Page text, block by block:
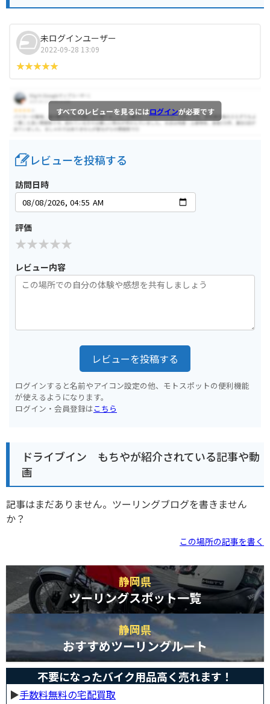
未ログインユーザー
2022-09-28 13:09
すべてのレビューを見るにはログインが必要です
レビューを投稿する
訪問日時
評価
レビュー内容
レビューを投稿する
ログインすると名前やアイコン設定の他、モトスポットの便利機能
が使えるようになります。
ログイン・会員登録はこちら
ドライブイン もちやが紹介されている記事や動
画
記事はまだありません。ツーリングブログを書きません
か？
この場所の記事を書く
静岡県
ツーリングスポット一覧
静岡県
おすすめツーリングルート
不要になったバイク用品高く売れます！
▶︎手数料無料の宅配買取